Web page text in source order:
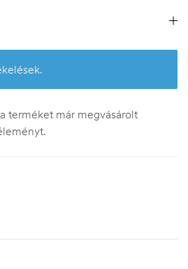
terméket már megvásárolt